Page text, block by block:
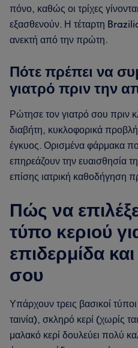
πόνο, καθώς οι τρίχες
εξασθενούν. Η τέταρτη
ανεκτή από την πρώτη.
Πότε πρέπει να
γιατρό πριν την
Ρώτησε τον γιατρό σου πριν
διαβήτη, κυκλοφορικά
έγκυος. Ορισμένα φάρμακα
επηρεάζουν την ευαισθησία
επίσης ιατρική καθοδήγηση
Πώς να
τύπο κεριού
επιδερμίδα
σου
Υπάρχουν τρεις βασικοί
ταινία), σκληρό κερί (χωρίς
μαλακό κερί δουλεύει πολύ